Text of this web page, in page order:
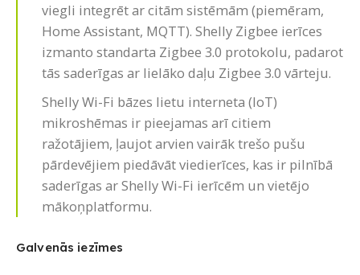
viegli integrēt ar citām sistēmām (piemēram,
Home Assistant, MQTT). Shelly Zigbee ierīces
izmanto standarta Zigbee 3.0 protokolu, padarot
tās saderīgas ar lielāko daļu Zigbee 3.0 vārteju.
Shelly Wi-Fi bāzes lietu interneta (IoT)
mikroshēmas ir pieejamas arī citiem
ražotājiem, ļaujot arvien vairāk trešo pušu
pārdevējiem piedāvāt viedierīces, kas ir pilnībā
saderīgas ar Shelly Wi-Fi ierīcēm un vietējo
mākoņplatformu.
Galvenās iezīmes